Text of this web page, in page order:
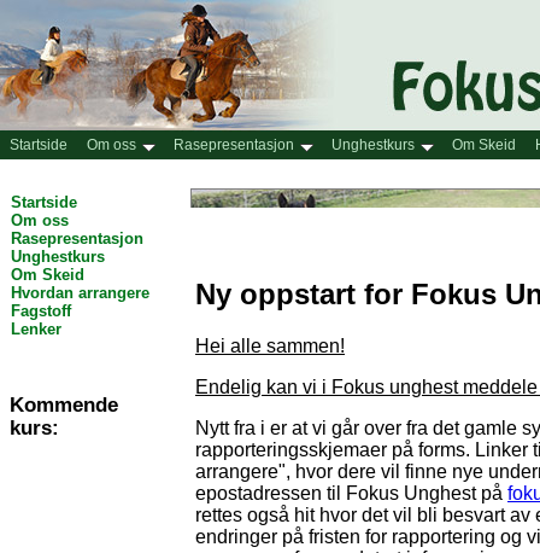
Startside Om oss Rasepresentasjon Unghestkurs Om Skeid
Startside
Om oss
Rasepresentasjon
Unghestkurs
Om Skeid
Hvordan arrangere
Fagstoff
Lenker
Kommende
kurs:
Ny oppstart for Fokus
Hei alle sammen!
Endelig kan vi i Fokus unghest
Nytt fra i er at vi går over fra det gamle
rapporteringsskjemaer på forms.
arrangere", hvor dere vil finne nye
epostadressen til Fokus Unghest på
rettes også hit hvor det vil bli besvart
endringer på fristen for rapportering og